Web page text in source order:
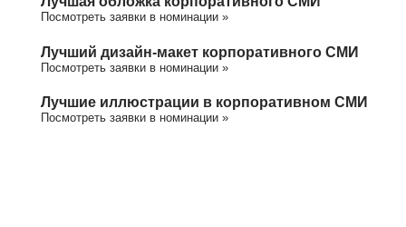
Посмотреть заявки в номинации »
Лучший дизайн-макет корпоративного СМИ
Посмотреть заявки в номинации »
Лучшие иллюстрации в корпоративном СМИ
Посмотреть заявки в номинации »